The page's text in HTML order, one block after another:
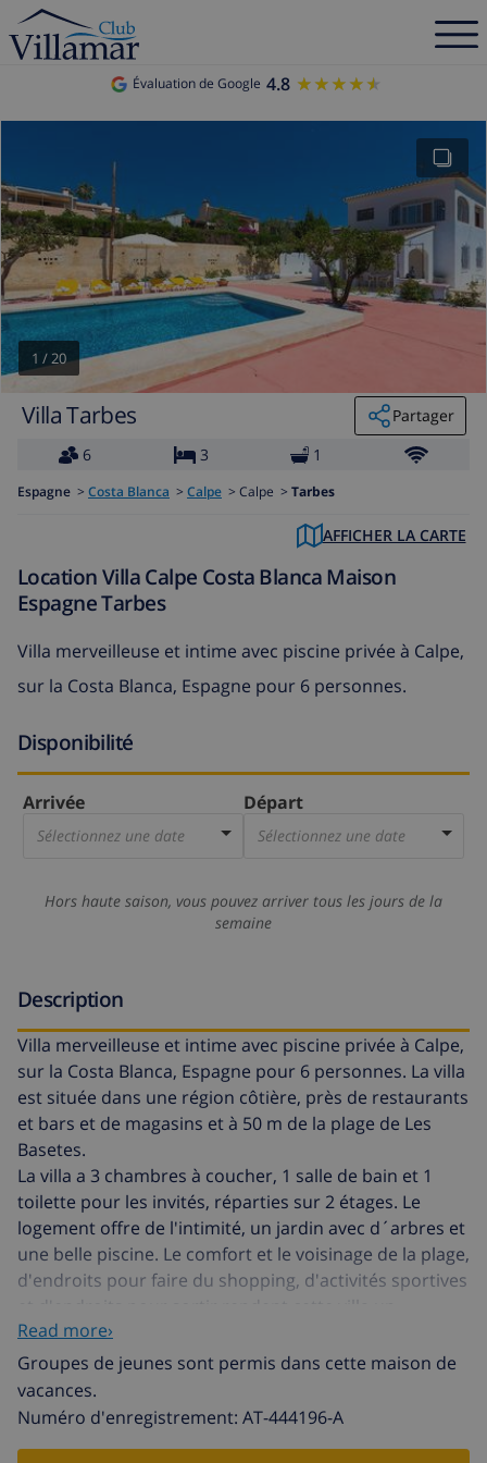
Évaluation de Google 4.8 ★★★★★
★★★★★
1 /20
Villa Tarbes
Partager
6
3 1
Espagne > Costa Blanca > Calpe > Calpe > Tarbes
AFFICHER LA CARTE
Location Villa Calpe Costa Blanca Maison
Espagne Tarbes
Villa merveilleuse et intime avec piscine privée à Calpe,
sur la Costa Blanca, Espagne pour 6 personnes.
Disponibilité
Arrivée
Sélectionnez une date
Départ
Sélectionnez une date
Hors haute saison, vous pouvez arriver tous les jours de la
semaine
Description
Villa merveilleuse et intime avec piscine privée à Calpe,
sur la Costa Blanca, Espagne pour 6 personnes. La villa
est située dans une région côtière, près de restaurants
et bars et de magasins et à 50 m de la plage de Les
Basetes.
La villa a 3 chambres à coucher, 1 salle de bain et 1
toilette pour les invités, réparties sur 2 étages. Le
logement offre de l'intimité, un jardin avec d´arbres et
une belle piscine. Le comfort et le voisinage de la plage,
d'endroits pour faire du shopping, d'activités sportives
logement convenable pour passer vos vacances avec
votre famille ou vos amis et même vos animaux
domestiques.
Read more›
Groupes de jeunes sont permis dans cette maison de
vacances.
Numéro d'enregistrement: AT-444196-A